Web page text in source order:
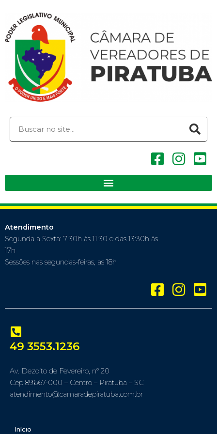
Atendimento
Segunda a Sexta: 7:30h às 11:30 e das 13:30h às
17h
Sessões nas segundas-feiras, as 18h
49 3553.1236
Av. Dezoito de Fevereiro, nº 20
Cep 89667-000 – Centro – Piratuba – SC
atendimento@camaradepiratuba.com.br
Início